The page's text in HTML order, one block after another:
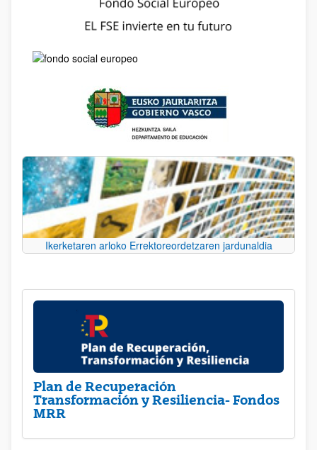
Ikerketaren arloko Errektoreordetzaren jardunaldia
Plan de Recuperación
Transformación y Resiliencia- Fondos
MRR